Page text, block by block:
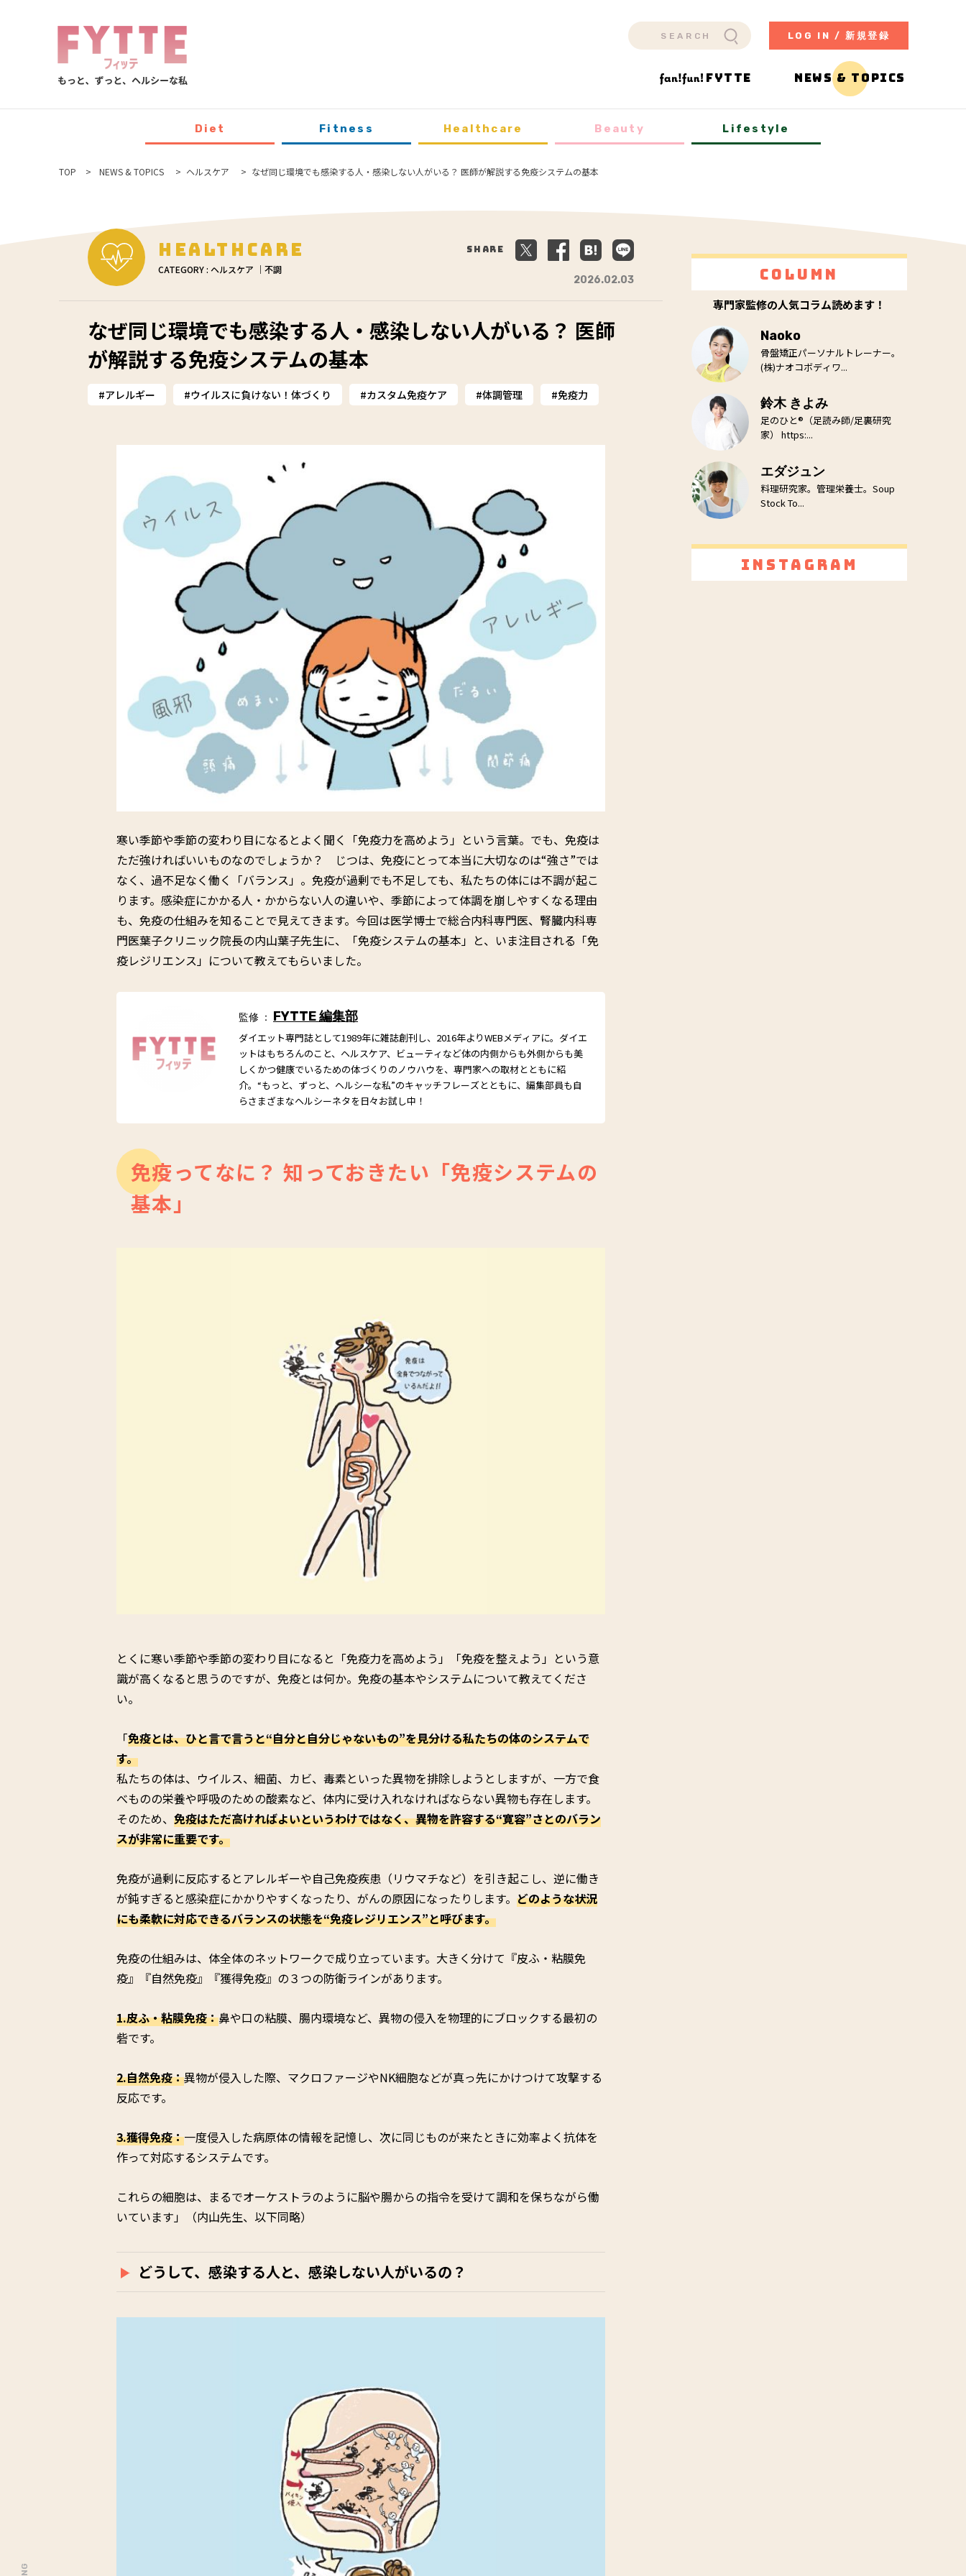
LOG IN / 新規登録
FYTTE NEWS & TOPICS
Diet Fitness Healthcare Beauty Lifestyle
TOP NEWS & TOPICS ヘルスケア なぜ同じ環境でも感染する人・感染しない人がいる？ 医師が解説する免疫システムの基本
Healthcare
CATEGORY : ヘルスケア ｜不調
2026.02.03
なぜ同じ環境でも感染する人・感染しない人がいる？ 医師
が解説する免疫システムの基本
アレルギー ウイルスに負けない！体づくり カスタム免疫ケア 体調管理 免疫力
Share
寒い季節や季節の変わり目になるとよく聞く「免疫力を高めよう」という言葉。でも、免疫は
ただ強ければいいものなのでしょうか？ じつは、免疫にとって本当に大切なのは“強さ”では
なく、過不足なく働く「バランス」。免疫が過剰でも不足しても、私たちの体には不調が起こ
ります。感染症にかかる人・かからない人の違いや、季節によって体調を崩しやすくなる理由
も、免疫の仕組みを知ることで見えてきます。今回は医学博士で総合内科専門医、腎臓内科専
門医葉子クリニック院長の内山葉子先生に、「免疫システムの基本」と、いま注目される「免
疫レジリエンス」について教えてもらいました。
監修 ： FYTTE 編集部
ダイエット専門誌として1989年に雑誌創刊し、2016年よりWEBメディアに。ダイエ
ットはもちろんのこと、ヘルスケア、ビューティなど体の内側からも外側からも美
しくかつ健康でいるための体づくりのノウハウを、専門家への取材とともに紹
介。“もっと、ずっと、ヘルシーな私”のキャッチフレーズとともに、編集部員も自
らさまざまなヘルシーネタを日々お試し中！
免疫ってなに？ 知っておきたい「免疫システムの
基本」
とくに寒い季節や季節の変わり目になると「免疫力を高めよう」「免疫を整えよう」という意
識が高くなると思うのですが、免疫とは何か。免疫の基本やシステムについて教えてくださ
い。
「免疫とは、ひと言で言うと“自分と自分じゃないもの”を見分ける私たちの体のシステムで
す。
私たちの体は、ウイルス、細菌、カビ、毒素といった異物を排除しようとしますが、一方で食
べものの栄養や呼吸のための酸素など、体内に受け入れなければならない異物も存在します。
そのため、 免疫はただ高ければよいというわけではなく、異物を許容する“寛容”さとのバラン
スが非常に重要です。
免疫が過剰に反応するとアレルギーや自己免疫疾患（リウマチなど）を引き起こし、逆に働き
が鈍すぎると感染症にかかりやすくなったり、がんの原因になったりします。 どのような状況
にも柔軟に対応できるバランスの状態を“免疫レジリエンス”と呼びます。
免疫の仕組みは、体全体のネットワークで成り立っています。大きく分けて『皮ふ・粘膜免
疫』『自然免疫』『獲得免疫』の３つの防衛ラインがあります。
1.皮ふ・粘膜免疫：鼻や口の粘膜、腸内環境など、異物の侵入を物理的にブロックする最初の
砦です。
2.自然免疫：異物が侵入した際、マクロファージやNK細胞などが真っ先にかけつけて攻撃する
反応です。
3.獲得免疫：一度侵入した病原体の情報を記憶し、次に同じものが来たときに効率よく抗体を
作って対応するシステムです。
これらの細胞は、まるでオーケストラのように脳や腸からの指令を受けて調和を保ちながら働
いています」（内山先生、以下同略）
どうして、感染する人と、感染しない人がいるの？
Column
専門家監修の人気コラム読めます！
Naoko
骨盤矯正パーソナルトレーナー。
(株)ナオコボディワ...
鈴木 きよみ
足のひと®（足読み師/足裏研究
家） https:...
エダジュン
料理研究家。管理栄養士。Soup
Stock To...
Instagram